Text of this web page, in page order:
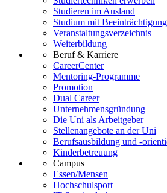
Studieren im Ausland
Studium mit
Veranstaltungsverzeichnis
Weiterbildung
Beruf & Karriere
CareerCenter
Mentoring-Programme
Promotion
Dual Career
Unternehmensgründung
Die Uni als Arbeitgeber
Stellenangebote an der Uni
Berufsausbildung und -
Kinderbetreuung
Campus
Essen/Mensen
Hochschulsport